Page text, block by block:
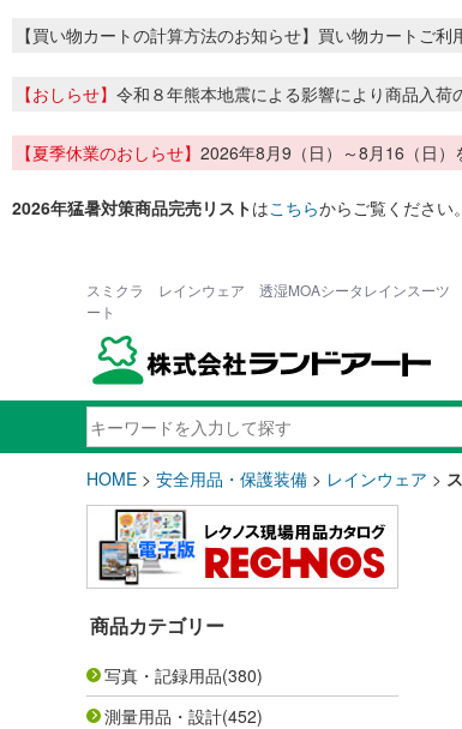
【買い物カートの計算方法のお知らせ】買い物カートご利
【おしらせ】 令和８年熊本地震による影響により商品入荷
【夏季休業のおしらせ】 2026年8月9（日）～8月16（日）
2026年猛暑対策商品完売リストはこちらからご覧ください。
スミクラ レインウェア 透湿MOAシータレインスー
ート
HOME > 安全用品・保護装備 > レインウェア >
商品カテゴリー
写真・記録用品(380)
測量用品・設計(452)